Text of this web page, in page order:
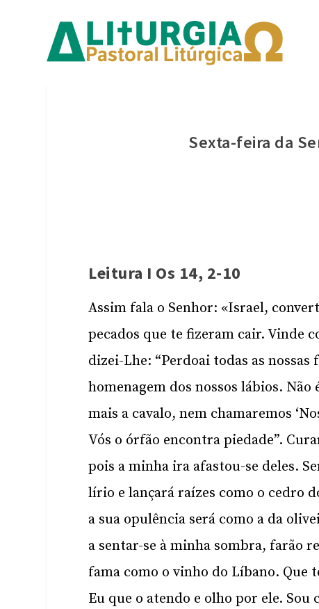
Sexta-feira da
Leitura I Os 14, 2-10
Assim fala o Senhor: «Israel,
pecados que te fizeram cair. Vinde
dizei-Lhe: “Perdoai todas as
homenagem dos nossos lábios.
mais a cavalo, nem chamaremos
Vós o órfão encontra piedade”.
pois a minha ira afastou-se deles.
lírio e lançará raízes como o cedro
a sua opulência será como a da
a sentar-se à minha sombra, farão
fama como o vinho do Líbano. Que
Eu que o atendo e olho por ele.